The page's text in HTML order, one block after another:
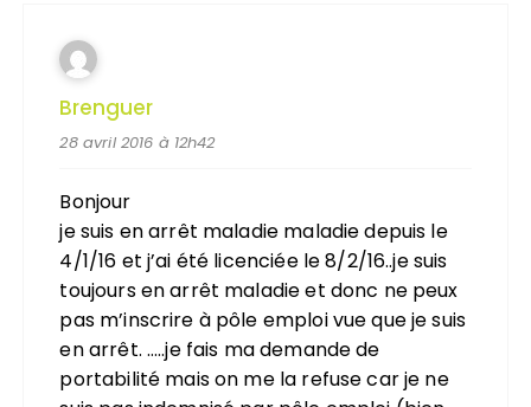
Brenguer
28 avril 2016 à 12h42
Bonjour
je suis en arrêt maladie maladie depuis le
4/1/16 et j’ai été licenciée le 8/2/16..je suis
toujours en arrêt maladie et donc ne peux
pas m’inscrire à pôle emploi vue que je suis
en arrêt. …..je fais ma demande de
portabilité mais on me la refuse car je ne